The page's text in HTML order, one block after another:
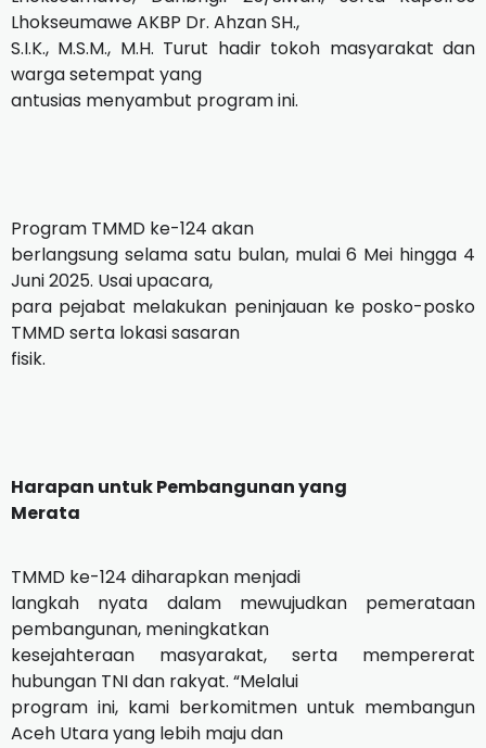
Lhokseumawe AKBP Dr. Ahzan SH.,
S.I.K., M.S.M., M.H. Turut hadir tokoh masyarakat dan
warga setempat yang
antusias menyambut program ini.
Program TMMD ke-124 akan
berlangsung selama satu bulan, mulai 6 Mei hingga 4
Juni 2025. Usai upacara,
para pejabat melakukan peninjauan ke posko-posko
TMMD serta lokasi sasaran
fisik.
Harapan untuk Pembangunan yang
Merata
TMMD ke-124 diharapkan menjadi
langkah nyata dalam mewujudkan pemerataan
pembangunan, meningkatkan
kesejahteraan masyarakat, serta mempererat
hubungan TNI dan rakyat. “Melalui
program ini, kami berkomitmen untuk membangun
Aceh Utara yang lebih maju dan